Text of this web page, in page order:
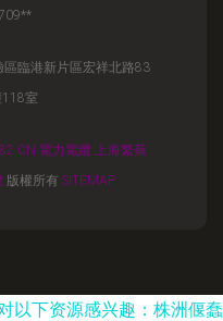
臨港新片區宏祥北路83
室
電力電纜
上海繁蕪
版權所有 SITEMAP
以下资源感兴趣：株洲偃蠢